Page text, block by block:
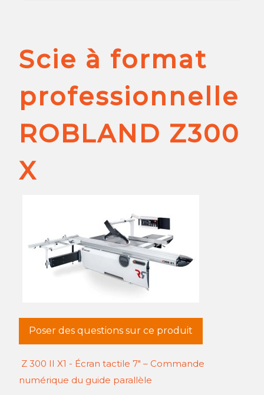
Scie à format
professionnelle
ROBLAND Z300
X
Poser des questions sur ce produit
Z 300 II X1 - Écran tactile 7" – Commande
numérique du guide parallèle